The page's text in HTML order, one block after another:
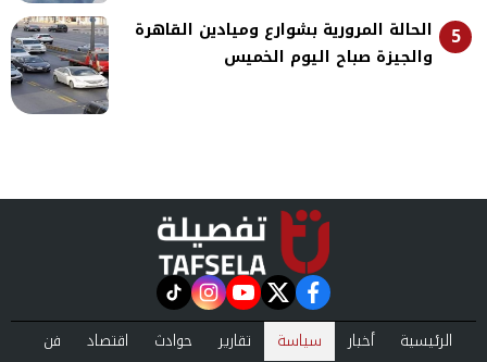
5
الحالة المرورية بشوارع وميادين القاهرة
والجيزة صباح اليوم الخميس
facebook
twitter
youtube
instagram
tiktok
الرئيسية أخبار سياسة تقارير حوادث اقتصاد فن